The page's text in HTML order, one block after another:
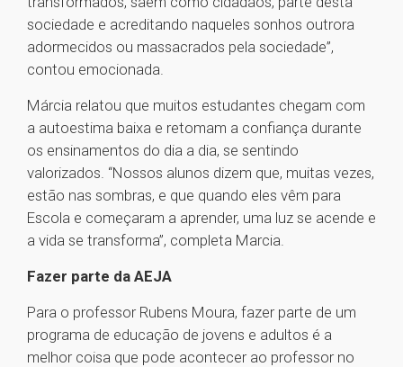
sociedade e acreditando naqueles sonhos outrora
adormecidos ou massacrados pela sociedade”,
contou emocionada.
Márcia relatou que muitos estudantes chegam com
a autoestima baixa e retomam a confiança durante
os ensinamentos do dia a dia, se sentindo
valorizados. “Nossos alunos dizem que, muitas vezes,
estão nas sombras, e que quando eles vêm para
Escola e começaram a aprender, uma luz se acende e
a vida se transforma”, completa Marcia.
Fazer parte da AEJA
Para o professor Rubens Moura, fazer parte de um
programa de educação de jovens e adultos é a
melhor coisa que pode acontecer ao professor no